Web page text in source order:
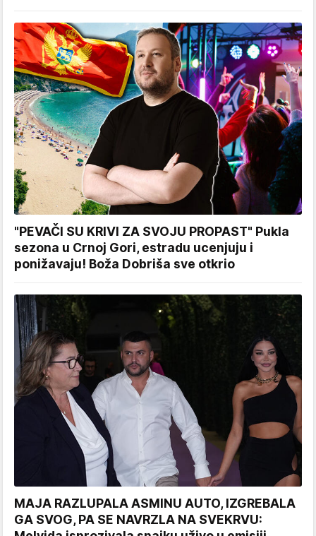
"PEVAČI SU KRIVI ZA SVOJU PROPAST" Pukla
sezona u Crnoj Gori, estradu ucenjuju i
ponižavaju! Boža Dobriša sve otkrio
MAJA RAZLUPALA ASMINU AUTO, IZGREBALA
GA SVOG, PA SE NAVRZLA NA SVEKRVU: